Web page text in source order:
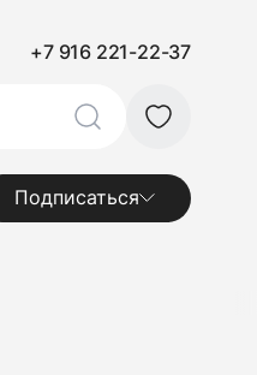
+7 916 221-22-37
Подписаться